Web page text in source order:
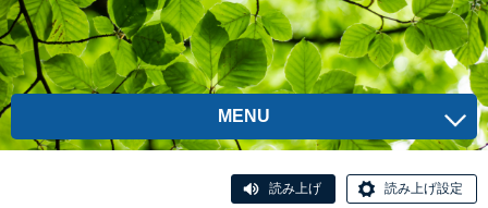
MENU
読み上げ 読み上げ設定